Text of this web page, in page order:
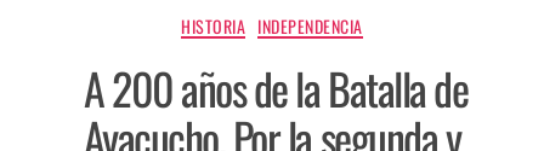
HISTORIA INDEPENDENCIA
A 200 años de la Batalla de
Ayacucho. Por la segunda y